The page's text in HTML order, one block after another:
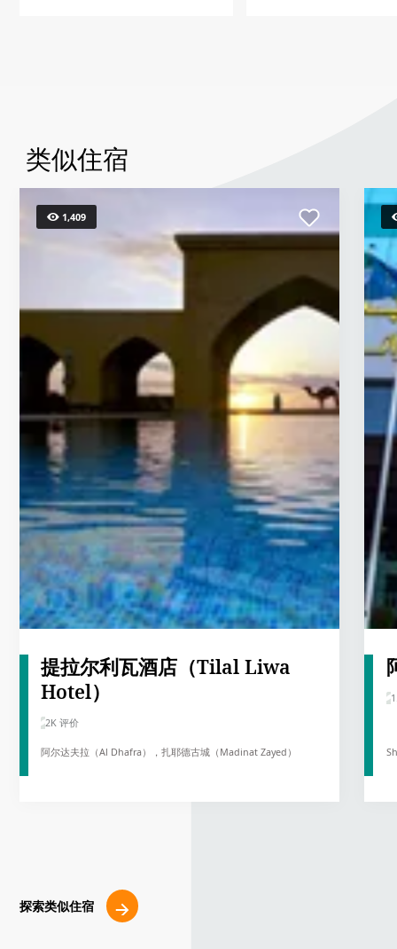
类似住宿
1,409
提拉尔利瓦酒店（Tilal Liwa
Hotel）
2K 评价
阿尔达夫拉（Al Dhafra），扎耶德古城（Madinat Zayed）
探索类似住宿